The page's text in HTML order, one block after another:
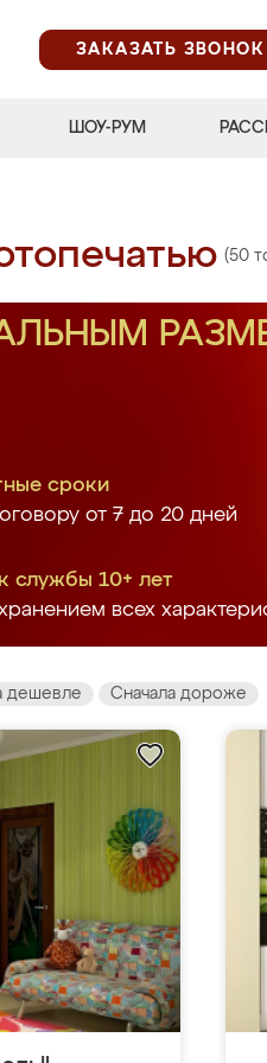
ЗАКАЗАТЬ ЗВОНОК
ШОУ-РУМ
(50
сроки
от 7 до 20 дней
службы 10+ лет
всех
дешевле Сначала дороже